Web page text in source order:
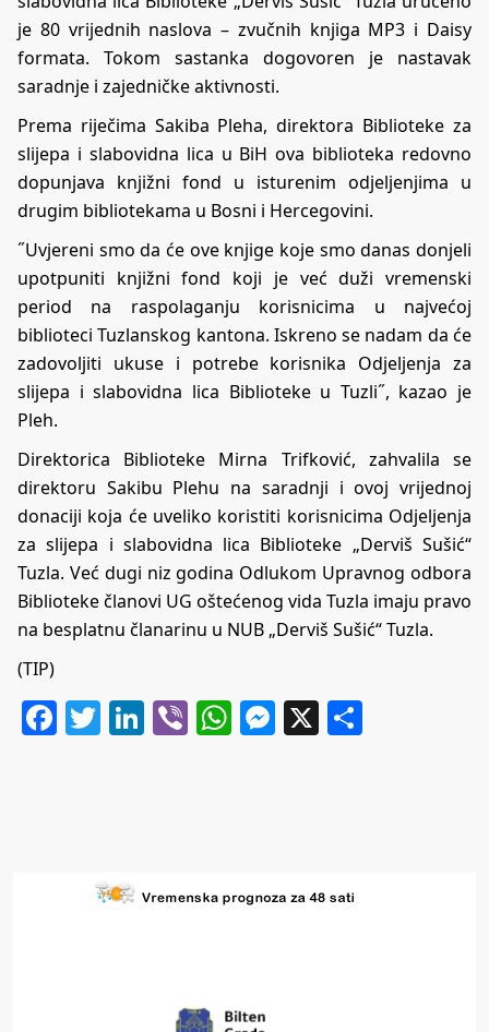
je 80 vrijednih naslova – zvučnih knjiga MP3 i Daisy
formata. Tokom sastanka dogovoren je nastavak
saradnje i zajedničke aktivnosti.
Prema riječima Sakiba Pleha, direktora Biblioteke za
slijepa i slabovidna lica u BiH ova biblioteka redovno
dopunjava knjižni fond u isturenim odjeljenjima u
drugim bibliotekama u Bosni i Hercegovini.
˝Uvjereni smo da će ove knjige koje smo danas donjeli
upotpuniti knjižni fond koji je već duži vremenski
period na raspolaganju korisnicima u najvećoj
biblioteci Tuzlanskog kantona. Iskreno se nadam da će
zadovoljiti ukuse i potrebe korisnika Odjeljenja za
slijepa i slabovidna lica Biblioteke u Tuzli˝, kazao je
Pleh.
Direktorica Biblioteke Mirna Trifković, zahvalila se
direktoru Sakibu Plehu na saradnji i ovoj vrijednoj
donaciji koja će uveliko koristiti korisnicima Odjeljenja
za slijepa i slabovidna lica Biblioteke „Derviš Sušić“
Tuzla. Već dugi niz godina Odlukom Upravnog odbora
Biblioteke članovi UG oštećenog vida Tuzla imaju pravo
na besplatnu članarinu u NUB „Derviš Sušić“ Tuzla.
(TIP)
Facebook
Twitter
LinkedIn
ViberWhatsApp
Messenger
X